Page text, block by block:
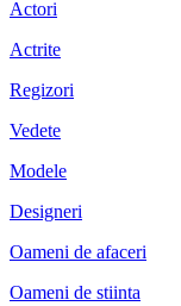
Actori
Actrite
Regizori
Vedete
Modele
Designeri
Oameni de afaceri
Oameni de stiinta